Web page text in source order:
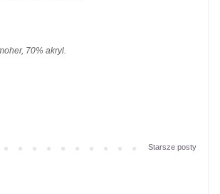
70% akryl.
Starsze posty